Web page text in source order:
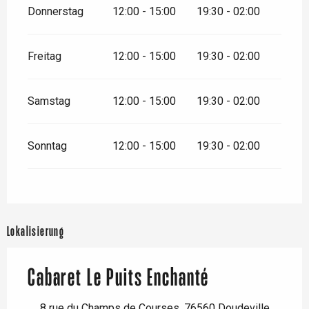
Donnerstag 12:00 - 15:00 19:30 - 02:00
Freitag 12:00 - 15:00 19:30 - 02:00
Samstag 12:00 - 15:00 19:30 - 02:00
Sonntag 12:00 - 15:00 19:30 - 02:00
Lokalisierung
Cabaret Le Puits Enchanté